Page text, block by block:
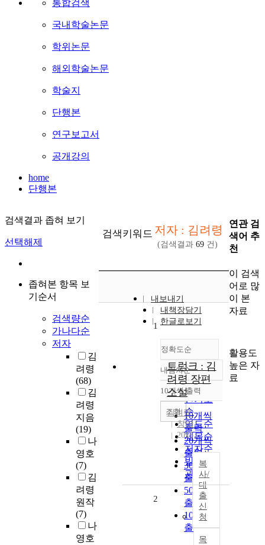
통합검색
국내학술논문
학위논문
해외학술논문
학술지
단행본
연구보고서
공개강의
home
단행본
검색결과 좁혀 보기
선택해제
좁혀본 항목 보
기순서
검색량순
가나다순
저자
김
려령
(68)
김
려령
지음
(19)
나
영호
(7)
김
려령
원작
(7)
나
영호
검색키워드 저자 : 김려령
(검색결과 69 건)
내보내기
내책장담기
한글로보기
정확도순
정확도
순
인기도
순
연도순
제목순
저자순
발행기
관순
내림차순
내림차순
10개씩 출력
10개씩
출력
20개씩
출력
30개씩
출력
50개씩
출력
100개씩
출력
조회
1
트렁크 : 김
려령 장편
소설
김려령
창비
2015
복
사/
대
출
신
청
목
2
연관 검
색어 추
천
이 검색
어로 많
이 본
자료
활용도
높은 자
료